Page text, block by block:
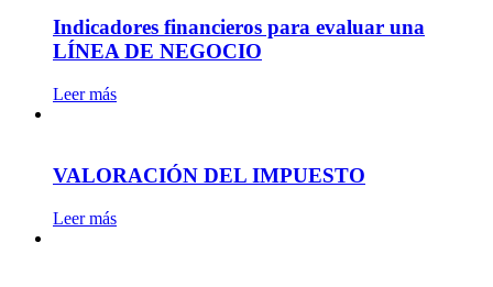
Indicadores financieros para evaluar una
LÍNEA DE NEGOCIO
Leer más
VALORACIÓN DEL IMPUESTO
Leer más